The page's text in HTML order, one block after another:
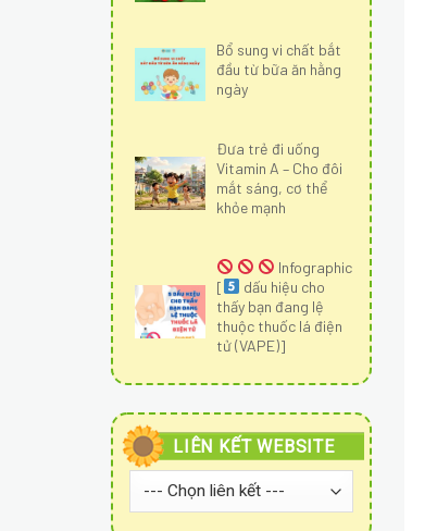
Bổ sung vi chất bắt
đầu từ bữa ăn hằng
ngày
Đưa trẻ đi uống
Vitamin A – Cho đôi
mắt sáng, cơ thể
khỏe mạnh
Infographic
[
dấu hiệu cho
thấy bạn đang lệ
thuộc thuốc lá điện
tử (VAPE)]
LIÊN KẾT WEBSITE